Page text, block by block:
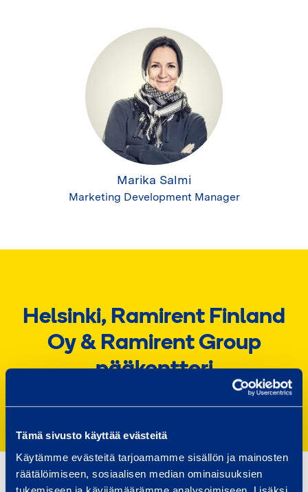
Tämä sivusto käyttää evästeitä
Käytämme evästeitä tarjoamamme sisällön ja mainosten
räätälöimiseen, sosiaalisen median ominaisuuksien
Marika Salmi
Marketing Development Manager
Helsinki, Ramirent Finland
Oy & Ramirent Group
pääkonttori